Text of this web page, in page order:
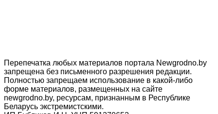
Перепечатка любых материалов портала Newgrodno.by
запрещена без письменного разрешения редакции.
Полностью запрещаем использование в какой-либо
форме материалов, размещенных на сайте
newgrodno.by, ресурсам, признанным в Республике
Беларусь экстремистскими.